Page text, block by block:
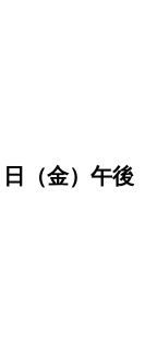
（金）午後